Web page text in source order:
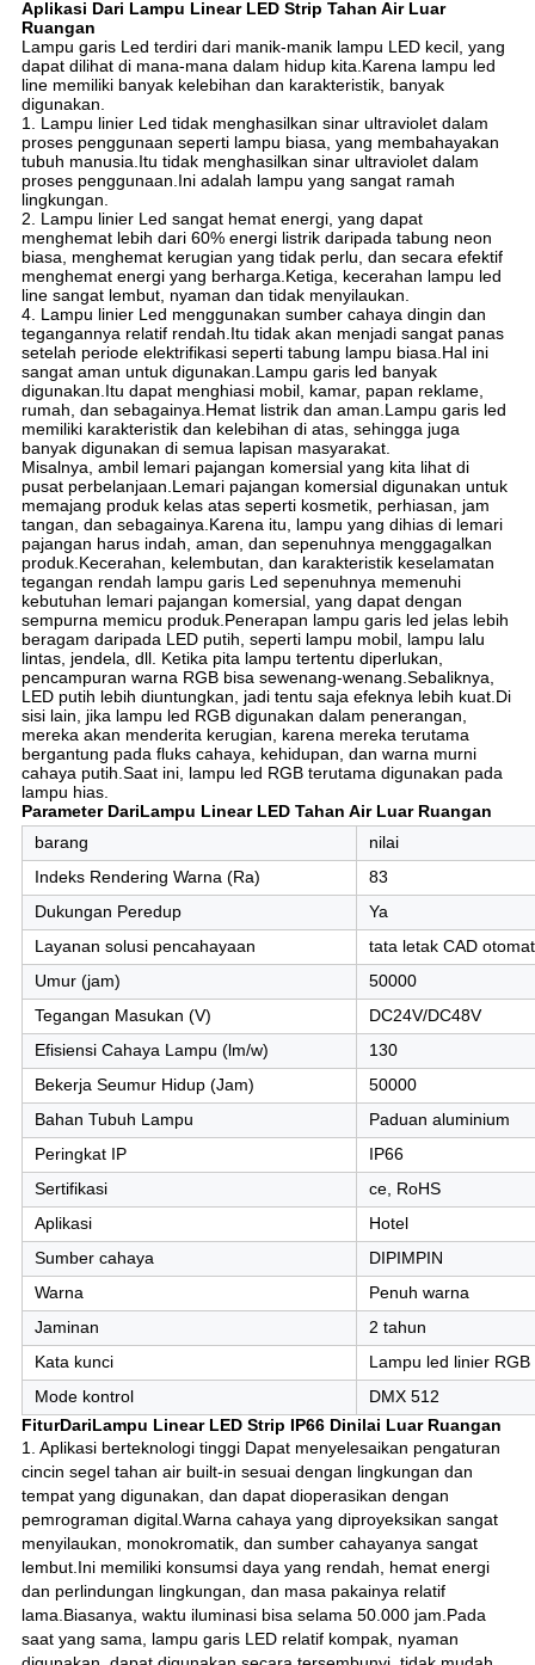
Aplikasi Dari Lampu Linear LED Strip Tahan Air Luar
Ruangan
Lampu garis Led terdiri dari manik-manik lampu LED kecil, yang
dapat dilihat di mana-mana dalam hidup kita.Karena lampu led
line memiliki banyak kelebihan dan karakteristik, banyak
digunakan.
1. Lampu linier Led tidak menghasilkan sinar ultraviolet dalam
proses penggunaan seperti lampu biasa, yang membahayakan
tubuh manusia.Itu tidak menghasilkan sinar ultraviolet dalam
proses penggunaan.Ini adalah lampu yang sangat ramah
lingkungan.
2. Lampu linier Led sangat hemat energi, yang dapat
menghemat lebih dari 60% energi listrik daripada tabung neon
biasa, menghemat kerugian yang tidak perlu, dan secara efektif
menghemat energi yang berharga.Ketiga, kecerahan lampu led
line sangat lembut, nyaman dan tidak menyilaukan.
4. Lampu linier Led menggunakan sumber cahaya dingin dan
tegangannya relatif rendah.Itu tidak akan menjadi sangat panas
setelah periode elektrifikasi seperti tabung lampu biasa.Hal ini
sangat aman untuk digunakan.Lampu garis led banyak
digunakan.Itu dapat menghiasi mobil, kamar, papan reklame,
rumah, dan sebagainya.Hemat listrik dan aman.Lampu garis led
memiliki karakteristik dan kelebihan di atas, sehingga juga
banyak digunakan di semua lapisan masyarakat.
Misalnya, ambil lemari pajangan komersial yang kita lihat di
pusat perbelanjaan.Lemari pajangan komersial digunakan untuk
memajang produk kelas atas seperti kosmetik, perhiasan, jam
tangan, dan sebagainya.Karena itu, lampu yang dihias di lemari
pajangan harus indah, aman, dan sepenuhnya menggagalkan
produk.Kecerahan, kelembutan, dan karakteristik keselamatan
tegangan rendah lampu garis Led sepenuhnya memenuhi
kebutuhan lemari pajangan komersial, yang dapat dengan
sempurna memicu produk.Penerapan lampu garis led jelas lebih
beragam daripada LED putih, seperti lampu mobil, lampu lalu
lintas, jendela, dll. Ketika pita lampu tertentu diperlukan,
pencampuran warna RGB bisa sewenang-wenang.Sebaliknya,
LED putih lebih diuntungkan, jadi tentu saja efeknya lebih kuat.Di
sisi lain, jika lampu led RGB digunakan dalam penerangan,
mereka akan menderita kerugian, karena mereka terutama
bergantung pada fluks cahaya, kehidupan, dan warna murni
cahaya putih.Saat ini, lampu led RGB terutama digunakan pada
lampu hias.
Parameter DariLampu Linear LED Tahan Air Luar Ruangan
barang
nilai
Indeks Rendering Warna (Ra)
83
Dukungan Peredup
Ya
Layanan solusi pencahayaan
tata letak CAD
Umur (jam)
50000
Tegangan Masukan (V)
DC24V/DC48V
Efisiensi Cahaya Lampu (lm/w)
130
Bekerja Seumur Hidup (Jam)
50000
Bahan Tubuh Lampu
Paduan aluminium
Peringkat IP
IP66
Sertifikasi
ce, RoHS
Aplikasi
Hotel
Sumber cahaya
DIPIMPIN
Warna
Penuh warna
Jaminan
2 tahun
Kata kunci
Lampu led linier RGB
Mode kontrol
DMX 512
FiturDariLampu Linear LED Strip IP66 Dinilai Luar Ruangan
1. Aplikasi berteknologi tinggi Dapat menyelesaikan pengaturan
cincin segel tahan air built-in sesuai dengan lingkungan dan
tempat yang digunakan, dan dapat dioperasikan dengan
pemrograman digital.Warna cahaya yang diproyeksikan sangat
menyilaukan, monokromatik, dan sumber cahayanya sangat
lembut.Ini memiliki konsumsi daya yang rendah, hemat energi
dan perlindungan lingkungan, dan masa pakainya relatif
lama.Biasanya, waktu iluminasi bisa selama 50.000 jam.Pada
saat yang sama, lampu garis LED relatif kompak, nyaman